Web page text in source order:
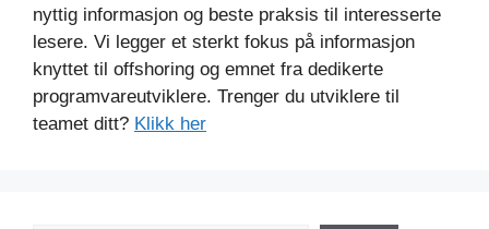
nyttig informasjon og beste praksis til interesserte
lesere. Vi legger et sterkt fokus på informasjon
knyttet til offshoring og emnet fra dedikerte
programvareutviklere. Trenger du utviklere til
teamet ditt? Klikk her